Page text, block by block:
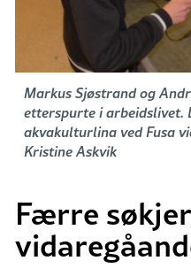
Markus Sjøstrand og
etterspurte i arbeidslivet.
akvakulturlina ved Fusa
Kristine Askvik
Færre